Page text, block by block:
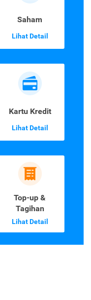
Saham
Lihat Detail
Kartu Kredit
Lihat Detail
Top-up &
Tagihan
Lihat Detail